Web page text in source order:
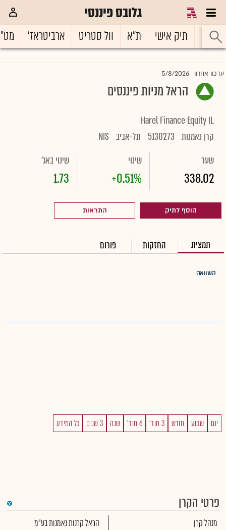
גלובס פיננסי
ראשי תיק אישי ת"א וול סטריט ארביטראז'
עדכון אחרון 5/8/2026
הראל מניות פיננסים
Harel Finance Equity IL
קרן נאמנות 5130273 תל-אביב NIS
שער
338.02
שינוי
+0.51%
שינוי באג'
1.73
הוסף לתיק התראות
תמצית החזקות פורום
השוואה
יום שבוע חודש 3 חוד' 6 חוד' שנה 3 שנים כל המידע
פרטי הקרן
מנהל קרן
הראל קרנות נאמנות בע"מ